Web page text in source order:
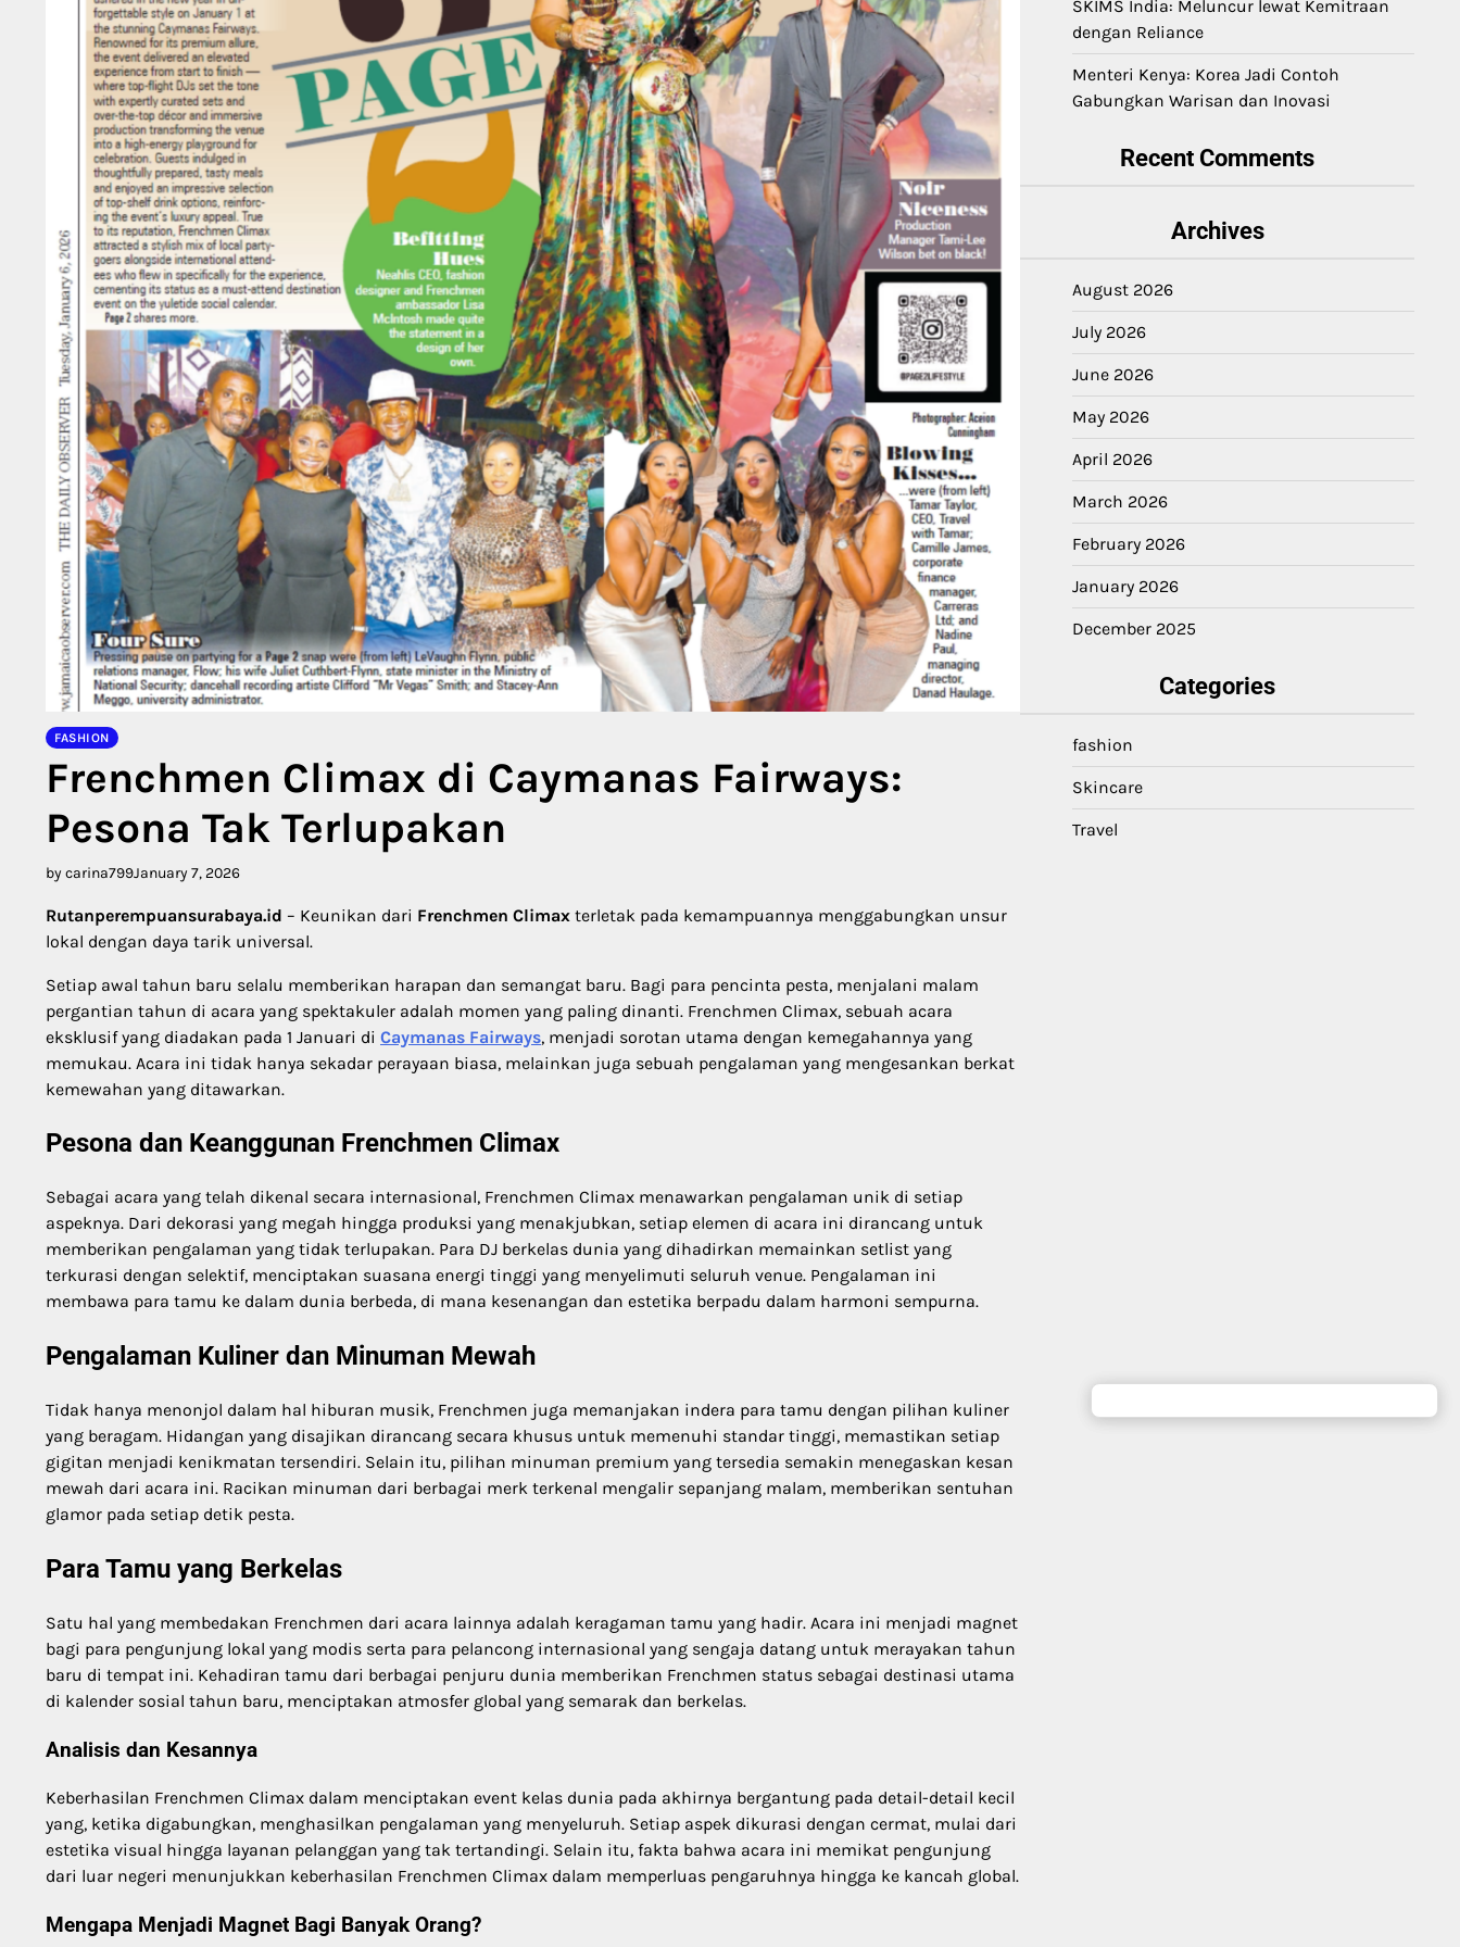
FASHION
Frenchmen Climax di Caymanas Fairways:
Pesona Tak Terlupakan
by carina799January 7, 2026
Rutanperempuansurabaya.id – Keunikan dari Frenchmen Climax terletak pada kemampuannya menggabungkan unsur
lokal dengan daya tarik universal.
Setiap awal tahun baru selalu memberikan harapan dan semangat baru. Bagi para pencinta pesta, menjalani malam
pergantian tahun di acara yang spektakuler adalah momen yang paling dinanti. Frenchmen Climax, sebuah acara
eksklusif yang diadakan pada 1 Januari di Caymanas Fairways, menjadi sorotan utama dengan kemegahannya yang
memukau. Acara ini tidak hanya sekadar perayaan biasa, melainkan juga sebuah pengalaman yang mengesankan berkat
kemewahan yang ditawarkan.
Pesona dan Keanggunan Frenchmen Climax
Sebagai acara yang telah dikenal secara internasional, Frenchmen Climax menawarkan pengalaman unik di setiap
aspeknya. Dari dekorasi yang megah hingga produksi yang menakjubkan, setiap elemen di acara ini dirancang untuk
memberikan pengalaman yang tidak terlupakan. Para DJ berkelas dunia yang dihadirkan memainkan setlist yang
terkurasi dengan selektif, menciptakan suasana energi tinggi yang menyelimuti seluruh venue. Pengalaman ini
membawa para tamu ke dalam dunia berbeda, di mana kesenangan dan estetika berpadu dalam harmoni sempurna.
Pengalaman Kuliner dan Minuman Mewah
Tidak hanya menonjol dalam hal hiburan musik, Frenchmen juga memanjakan indera para tamu dengan pilihan kuliner
yang beragam. Hidangan yang disajikan dirancang secara khusus untuk memenuhi standar tinggi, memastikan setiap
gigitan menjadi kenikmatan tersendiri. Selain itu, pilihan minuman premium yang tersedia semakin menegaskan kesan
mewah dari acara ini. Racikan minuman dari berbagai merk terkenal mengalir sepanjang malam, memberikan sentuhan
glamor pada setiap detik pesta.
Para Tamu yang Berkelas
Satu hal yang membedakan Frenchmen dari acara lainnya adalah keragaman tamu yang hadir. Acara ini menjadi magnet
bagi para pengunjung lokal yang modis serta para pelancong internasional yang sengaja datang untuk merayakan tahun
baru di tempat ini. Kehadiran tamu dari berbagai penjuru dunia memberikan Frenchmen status sebagai destinasi utama
di kalender sosial tahun baru, menciptakan atmosfer global yang semarak dan berkelas.
Analisis dan Kesannya
Keberhasilan Frenchmen Climax dalam menciptakan event kelas dunia pada akhirnya bergantung pada detail-detail kecil
yang, ketika digabungkan, menghasilkan pengalaman yang menyeluruh. Setiap aspek dikurasi dengan cermat, mulai dari
estetika visual hingga layanan pelanggan yang tak tertandingi. Selain itu, fakta bahwa acara ini memikat pengunjung
dari luar negeri menunjukkan keberhasilan Frenchmen Climax dalam memperluas pengaruhnya hingga ke kancah global.
Mengapa Menjadi Magnet Bagi Banyak Orang?
SKIMS India: Meluncur lewat Kemitraan
dengan Reliance
Menteri Kenya: Korea Jadi Contoh
Gabungkan Warisan dan Inovasi
Recent Comments
Archives
August 2026
July 2026
June 2026
May 2026
April 2026
March 2026
February 2026
January 2026
December 2025
Categories
fashion
Skincare
Travel